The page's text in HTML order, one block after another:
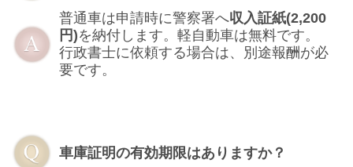
普通車は申請時に警察署へ収入証紙(2,200
円)を納付します。軽自動車は無料です。
行政書士に依頼する場合は、別途報酬が必
要です。
車庫証明の有効期限はありますか？